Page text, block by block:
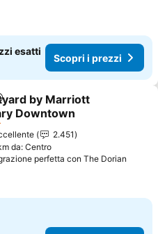
esatti
Scopri i prezzi
ai preferiti
by Marriott
Downtown
i prezzi
2.451
da: Centro
perfetta con The Dorian